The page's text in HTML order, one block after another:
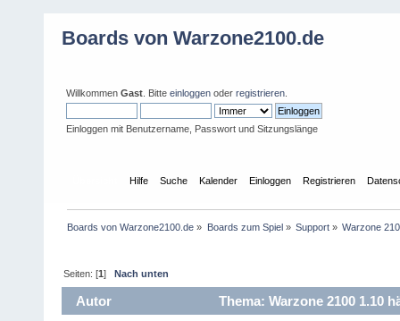
Boards von Warzone2100.de
Willkommen Gast . Bitte einloggen oder registrieren
Einloggen mit Benutzername, Passwort und Sitzungslänge
Hilfe Suche Kalender Einloggen Registrieren
Boards von Warzone2100.de » Boards zum Spiel» Support» Warzone
Seiten: [1]Nach unten
Autor Thema: Warzone 2100 1.10